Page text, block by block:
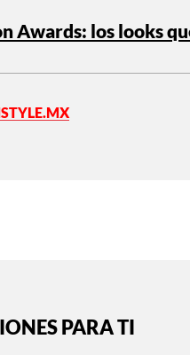
Awards: los looks
PARA TI